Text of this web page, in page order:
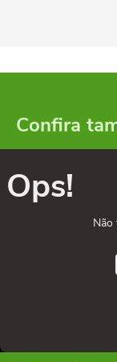
Confira
Ops!